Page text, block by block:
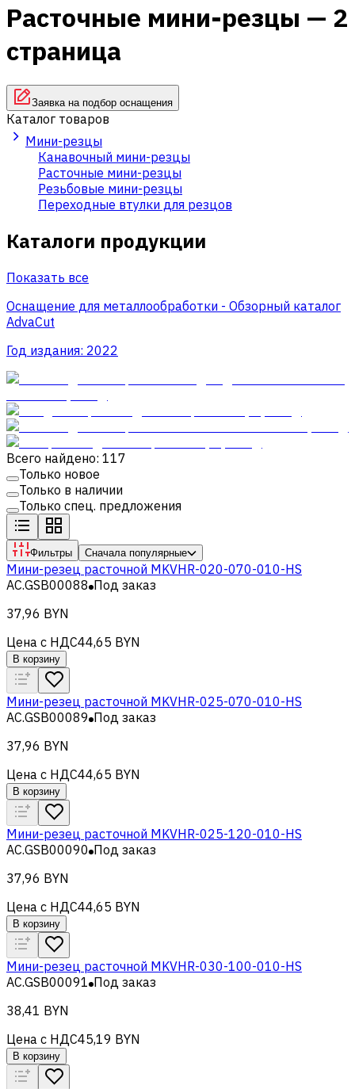
Расточные мини-резцы — 2
страница
Заявка на подбор оснащения
Каталог товаров
Мини-резцы
Канавочный мини-резцы
Расточные мини-резцы
Резьбовые мини-резцы
Переходные втулки для резцов
Каталоги продукции
Показать все
Оснащение для металлообработки - Обзорный каталог
AdvaCut
Год издания: 2022
Всего найдено: 117
Только новое
Только в наличии
Только спец. предложения
Фильтры Сначала популярные
Мини-резец расточной MKVHR-020-070-010-HS
AC.GSB00088 Под заказ
37,96 BYN
Цена с НДС44,65 BYN
В корзину
Мини-резец расточной MKVHR-025-070-010-HS
AC.GSB00089 Под заказ
37,96 BYN
Цена с НДС44,65 BYN
В корзину
Мини-резец расточной MKVHR-025-120-010-HS
AC.GSB00090 Под заказ
37,96 BYN
Цена с НДС44,65 BYN
В корзину
Мини-резец расточной MKVHR-030-100-010-HS
AC.GSB00091 Под заказ
38,41 BYN
Цена с НДС45,19 BYN
В корзину